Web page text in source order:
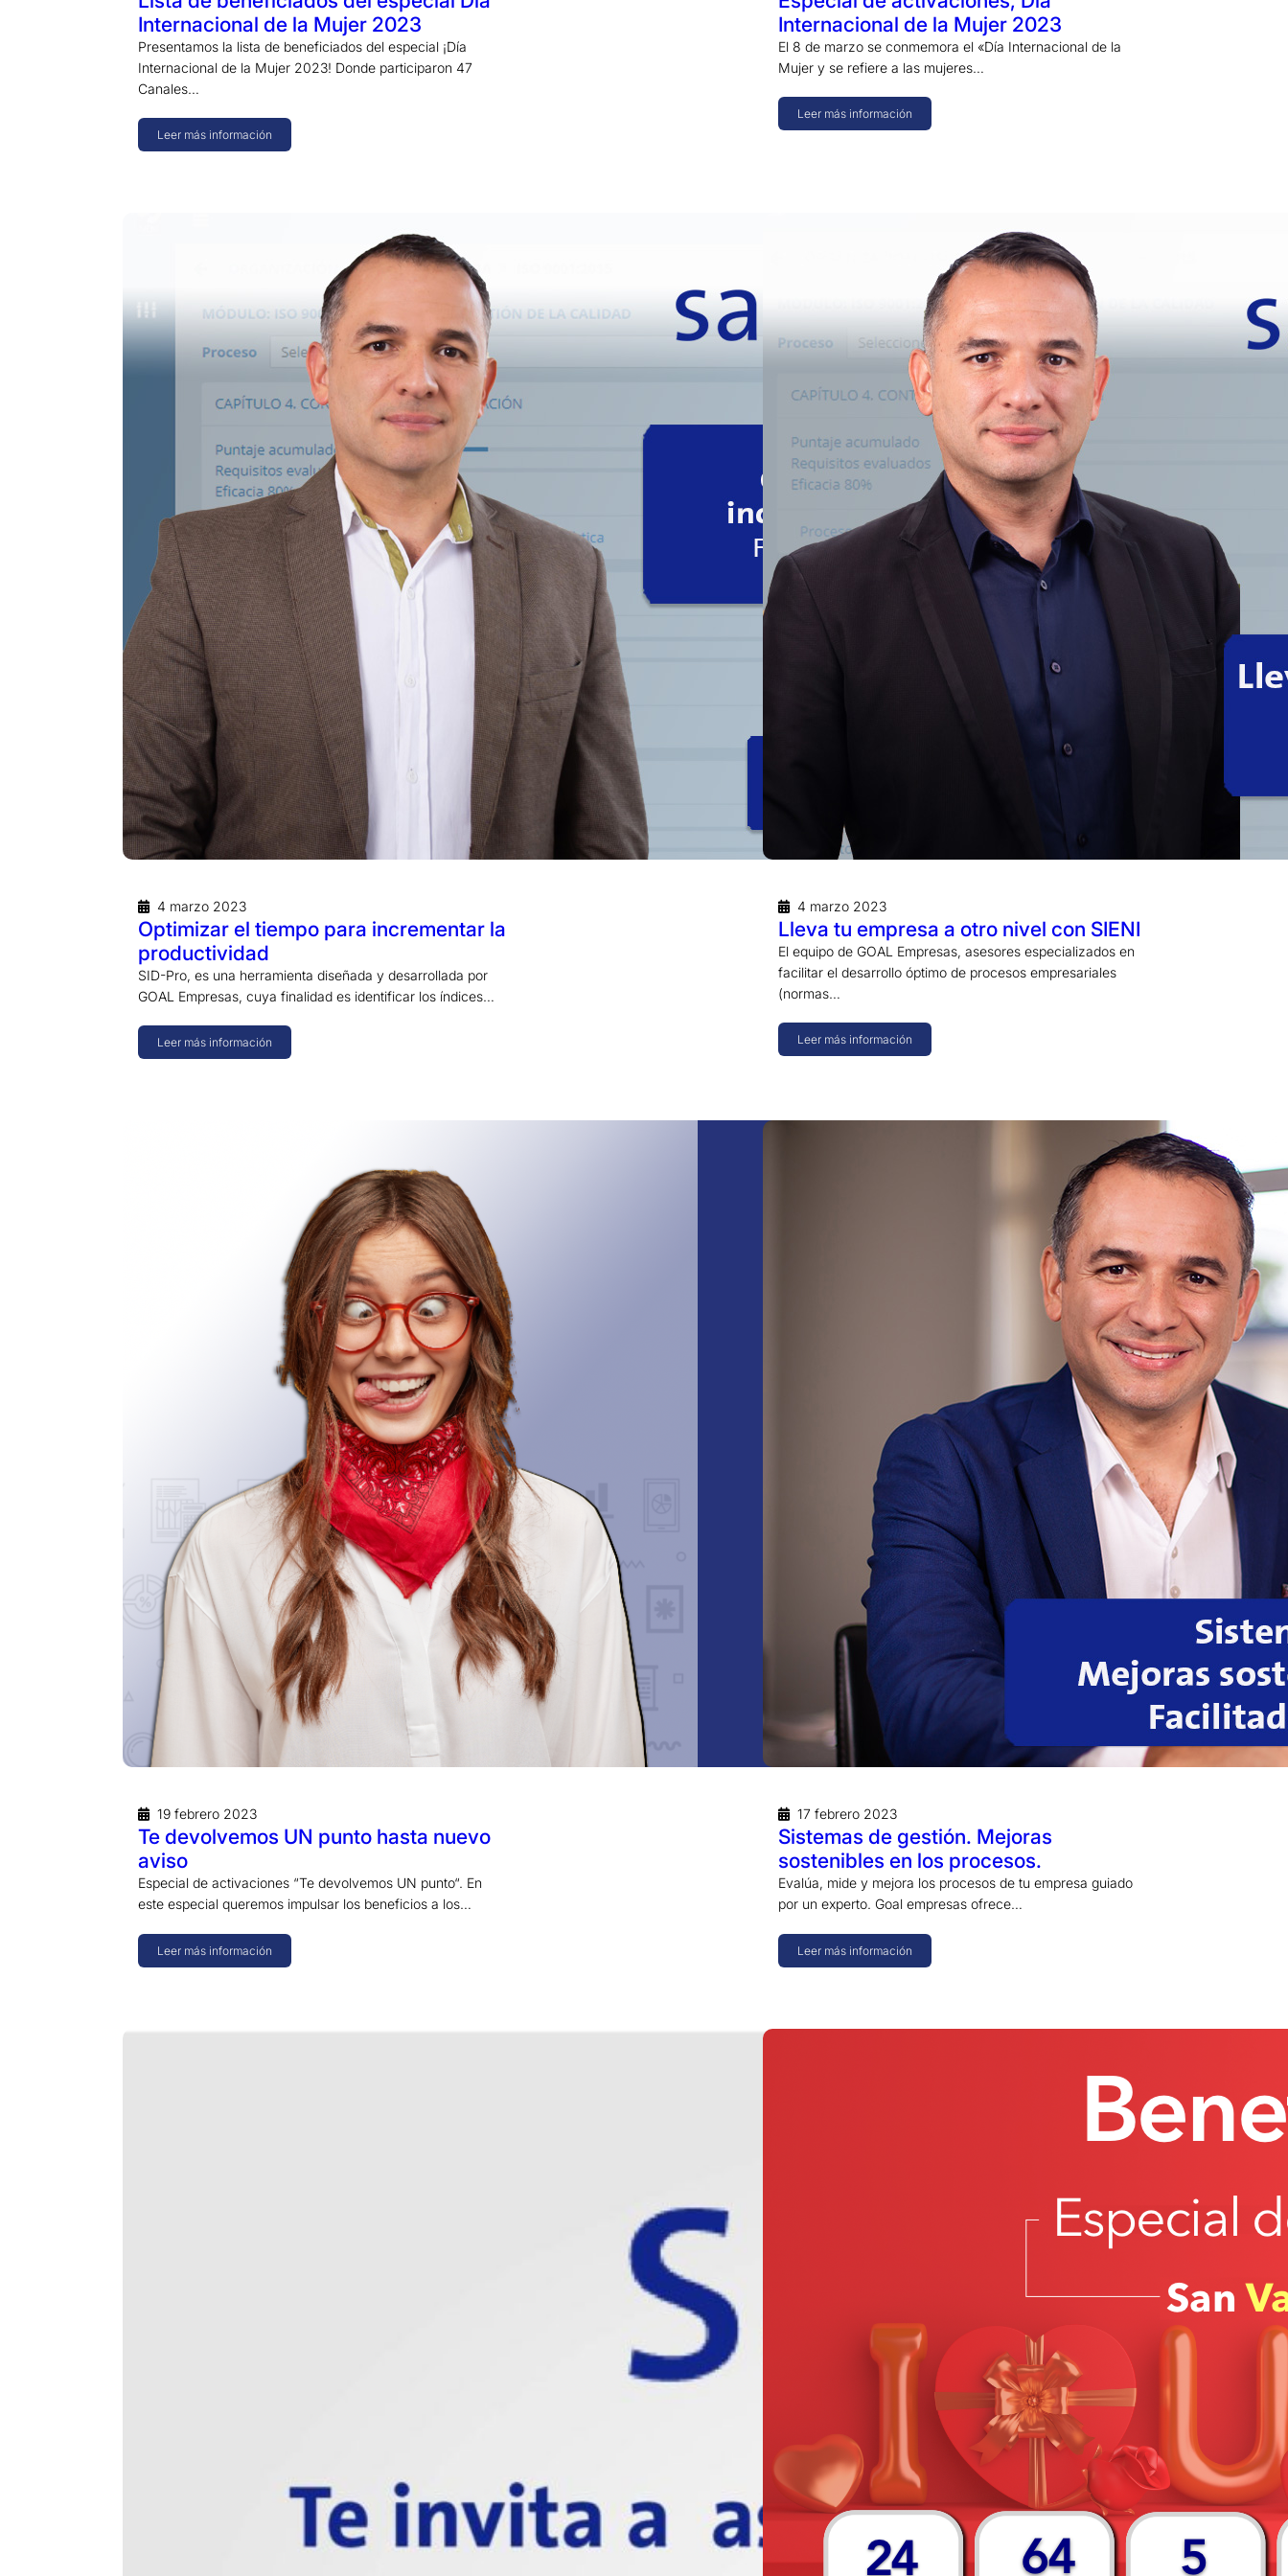
Internacional de la Mujer 2023
Presentamos la lista de beneficiados del especial ¡Día
Internacional de la Mujer 2023! Donde participaron 47
Canales…
Leer más información
Internacional de la Mujer 2023
El 8 de marzo se conmemora el «Día Internacional de la
Mujer y se refiere a las mujeres…
Leer más información
4 marzo 2023
Optimizar el tiempo para incrementar la
productividad
SID-Pro, es una herramienta diseñada y desarrollada por
GOAL Empresas, cuya finalidad es identificar los índices…
Leer más información
4 marzo 2023
Lleva tu empresa a otro nivel con SIENI
El equipo de GOAL Empresas, asesores especializados en
facilitar el desarrollo óptimo de procesos empresariales
(normas…
Leer más información
19 febrero 2023
Te devolvemos UN punto hasta nuevo
aviso
Especial de activaciones “Te devolvemos UN punto“. En
este especial queremos impulsar los beneficios a los…
Leer más información
17 febrero 2023
Sistemas de gestión. Mejoras
sostenibles en los procesos.
Evalúa, mide y mejora los procesos de tu empresa guiado
por un experto. Goal empresas ofrece…
Leer más información